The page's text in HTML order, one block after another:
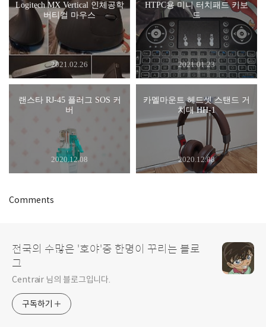
Logitech MX Vertical 인체공학
버티컬 마우스
2021.02.26
HTPC용 미니 터치패드 키보
드
2021.01.23
랜스타 RJ-45 플러그 SOS 커
버
2020.12.08
카멜마운트 헤드셋 스탠드 거
치대 HH-1
2020.12.08
Comments
전국의 수많은 '호야'중 한명이 꾸리는 블로
그
Centrair 님의 블로그입니다.
구독하기